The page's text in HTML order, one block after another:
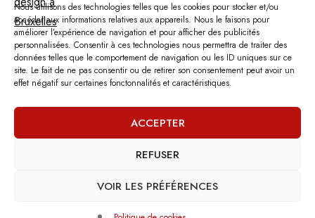
Nous utilisons des technologies telles que les cookies pour stocker et/ou
accéder aux informations relatives aux appareils. Nous le faisons pour
améliorer l’expérience de navigation et pour afficher des publicités
personnalisées. Consentir à ces technologies nous permettra de traiter des
données telles que le comportement de navigation ou les ID uniques sur ce
site. Le fait de ne pas consentir ou de retirer son consentement peut avoir un
effet négatif sur certaines fonctonnalités et caractéristiques.
ACCEPTER
REFUSER
VOIR LES PRÉFÉRENCES
Lundi – Samedi :10:00 – 18:30
Vendredi :10:00-13:00 – 15:00 -18:30
Dimanche :12:00-18:00
Nous sommes fermés les jours fériés.
– Tous droits réservés.